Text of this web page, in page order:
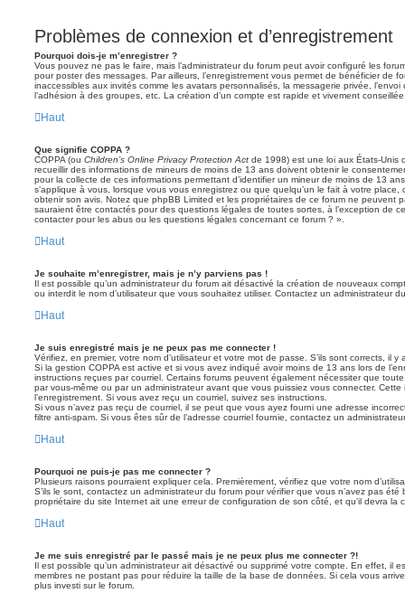
Problèmes de connexion et d’enregistrement
Pourquoi dois-je m’enregistrer ?
Vous pouvez ne pas le faire, mais l’administrateur du forum peut avoir configuré les
pour poster des messages. Par ailleurs, l’enregistrement vous permet de bénéficier de
inaccessibles aux invités comme les avatars personnalisés, la messagerie privée,
l’adhésion à des groupes, etc. La création d’un compte est rapide et vivement
Haut
Que signifie COPPA ?
COPPA (ou Children’s Online Privacy Protection Act de 1998) est une loi aux États-Unis
recueillir des informations de mineurs de moins de 13 ans doivent obtenir le
pour la collecte de ces informations permettant d’identifier un mineur de moins de 13
s’applique à vous, lorsque vous vous enregistrez ou que quelqu’un le fait à votre
obtenir son avis. Notez que phpBB Limited et les propriétaires de ce forum ne peuvent
sauraient être contactés pour des questions légales de toutes sortes, à l’exception de
contacter pour les abus ou les questions légales concernant ce forum ? ».
Haut
Je souhaite m’enregistrer, mais je n’y parviens pas !
Il est possible qu’un administrateur du forum ait désactivé la création de nouveaux
ou interdit le nom d’utilisateur que vous souhaitez utiliser. Contactez un administrateur
Haut
Je suis enregistré mais je ne peux pas me connecter !
Vérifiez, en premier, votre nom d’utilisateur et votre mot de passe. S’ils sont corrects, il y
Si la gestion COPPA est active et si vous avez indiqué avoir moins de 13 ans lors de
instructions reçues par courriel. Certains forums peuvent également nécessiter que
par vous-même ou par un administrateur avant que vous puissiez vous connecter.
l’enregistrement. Si vous avez reçu un courriel, suivez ses instructions.
Si vous n’avez pas reçu de courriel, il se peut que vous ayez fourni une adresse
filtre anti-spam. Si vous êtes sûr de l’adresse courriel fournie, contactez un
Haut
Pourquoi ne puis-je pas me connecter ?
Plusieurs raisons pourraient expliquer cela. Premièrement, vérifiez que votre nom
S’ils le sont, contactez un administrateur du forum pour vérifier que vous n’avez pas
propriétaire du site Internet ait une erreur de configuration de son côté, et qu’il devra la
Haut
Je me suis enregistré par le passé mais je ne peux plus me connecter ?!
Il est possible qu’un administrateur ait désactivé ou supprimé votre compte. En effet, il
membres ne postant pas pour réduire la taille de la base de données. Si cela vous
plus investi sur le forum.